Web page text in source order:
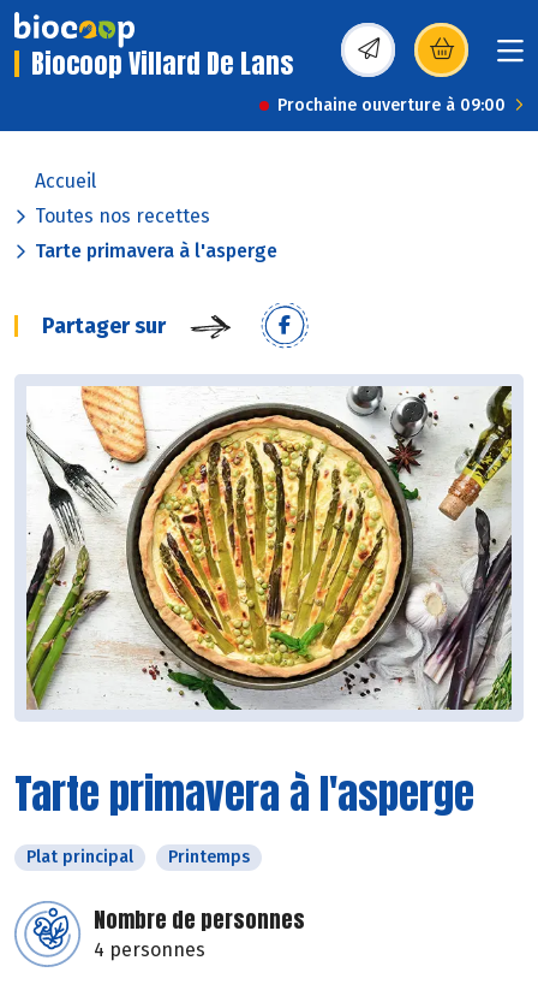
Biocoop Villard De Lans (s’ouvre dans une
Prochaine ouverture à 09:00
Accueil
Toutes nos recettes
Tarte primavera à l'asperge
Partager sur
Tarte primavera à l'asperge
Plat principal Printemps
Nombre de personnes
4 personnes